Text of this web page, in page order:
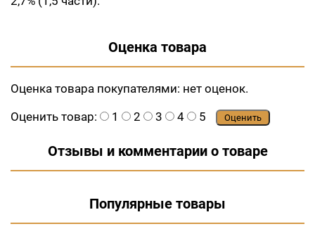
Оценка товара
Оценка товара покупателями: нет оценок.
Оценить товар:
1 2 3 4 5 Оценить
Отзывы и комментарии о товаре
Популярные товары